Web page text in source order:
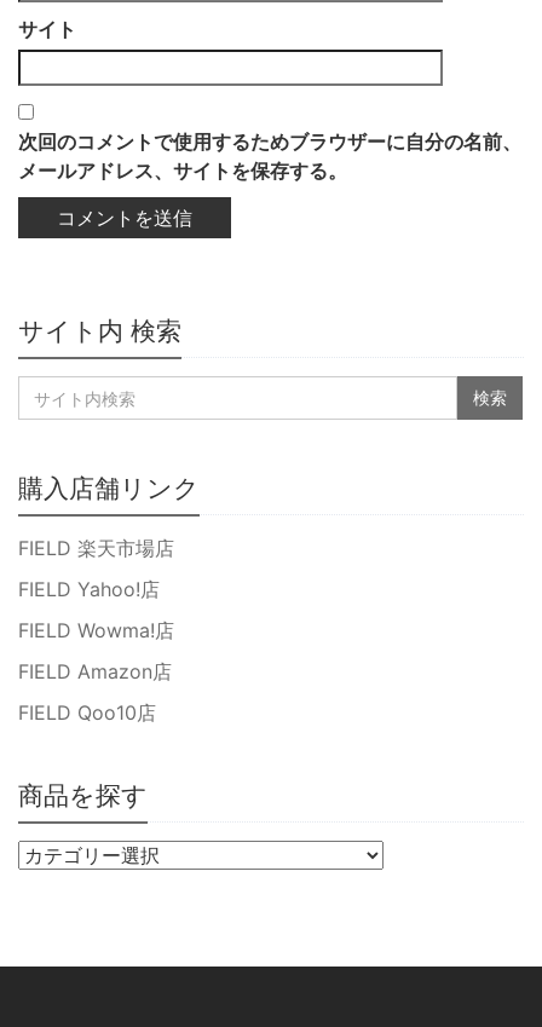
サイト
次回のコメントで使用するためブラウザーに自分の名前、
メールアドレス、サイトを保存する。
サイト内 検索
購入店舗リンク
FIELD 楽天市場店
FIELD Yahoo!店
FIELD Wowma!店
FIELD Amazon店
FIELD Qoo10店
商品を探す